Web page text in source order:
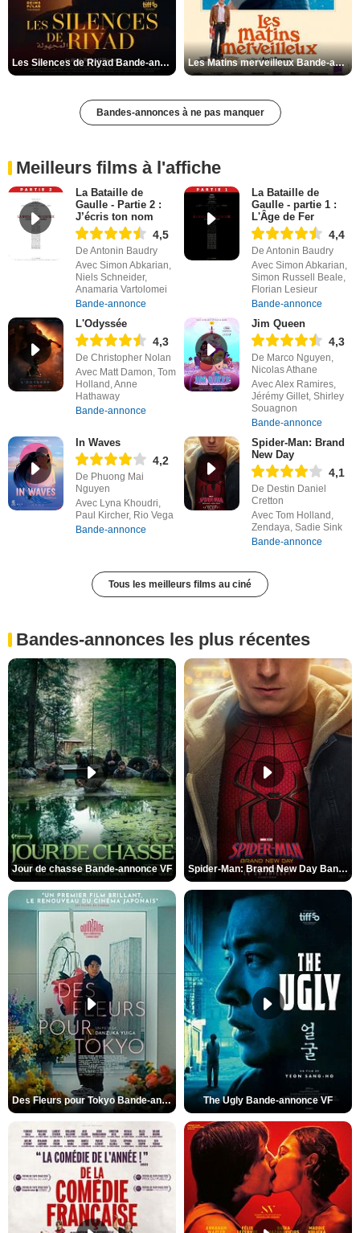
Les Silences de Riyad Bande-annonce VO STFR Les Matins merveilleux Bande-annonce VF
Bandes-annonces à ne pas manquer
Meilleurs films à l'affiche
La Bataille de
Gaulle - Partie 2 :
J’écris ton nom
4,5
De Antonin Baudry
Avec Simon Abkarian,
Niels Schneider,
Anamaria Vartolomei
Bande-annonce
La Bataille de
Gaulle - partie 1 :
L'Âge de Fer
4,4
De Antonin Baudry
Avec Simon Abkarian,
Simon Russell Beale,
Florian Lesieur
Bande-annonce
L'Odyssée
4,3
De Christopher Nolan
Avec Matt Damon, Tom
Holland, Anne
Hathaway
Bande-annonce
Jim Queen
4,3
De Marco Nguyen,
Nicolas Athane
Avec Alex Ramires,
Jérémy Gillet, Shirley
Souagnon
Bande-annonce
In Waves
4,2
De Phuong Mai
Nguyen
Avec Lyna Khoudri,
Paul Kircher, Rio Vega
Bande-annonce
Spider-Man: Brand
New Day
4,1
De Destin Daniel
Cretton
Avec Tom Holland,
Zendaya, Sadie Sink
Bande-annonce
Tous les meilleurs films au ciné
Bandes-annonces les plus récentes
Jour de chasse Bande-annonce VF Spider-Man: Brand New Day Bande-annonce (3) VO STFR
Des Fleurs pour Tokyo Bande-annonce VO STFR The Ugly Bande-annonce VF